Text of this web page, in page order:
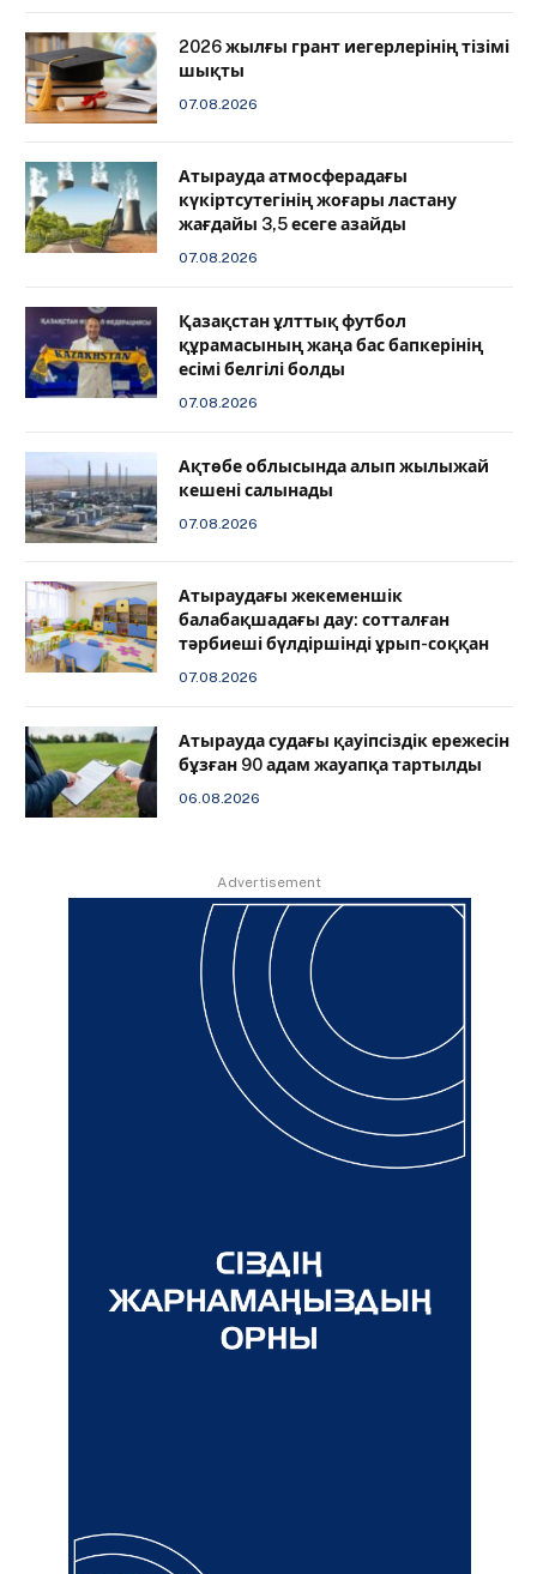
2026 жылғы грант иегерлерінің тізімі
шықты
07.08.2026
Атырауда атмосферадағы
күкіртсутегінің жоғары ластану
жағдайы 3,5 есеге азайды
07.08.2026
Қазақстан ұлттық футбол
құрамасының жаңа бас бапкерінің
есімі белгілі болды
07.08.2026
Ақтөбе облысында алып жылыжай
кешені салынады
07.08.2026
Атыраудағы жекеменшік
балабақшадағы дау: сотталған
тәрбиеші бүлдіршінді ұрып-соққан
07.08.2026
Атырауда судағы қауіпсіздік ережесін
бұзған 90 адам жауапқа тартылды
06.08.2026
Advertisement